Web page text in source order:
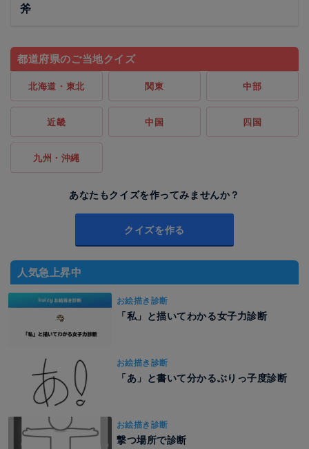
斧
都道府県のご当地クイズ
北海道・東北 関東 中部
近畿 中国 四国
九州・沖縄
あなたもクイズを作ってみませんか？
クイズを作る
人気急上昇中
お絵描き診断
「私」と描いてわかる女子力診断
お絵描き診断
「あ」と書いて分かるぶりっ子度診断
お絵描き診断
撃つ場所で診断